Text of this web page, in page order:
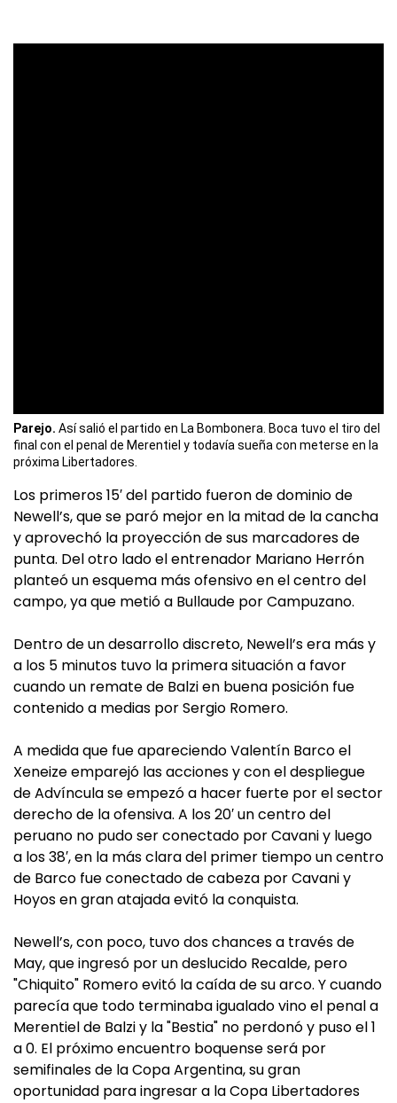
Parejo. Así salió el partido en La Bombonera. Boca tuvo el tiro del
final con el penal de Merentiel y todavía sueña con meterse en la
próxima Libertadores.
Los primeros 15′ del partido fueron de dominio de
Newell’s, que se paró mejor en la mitad de la cancha
y aprovechó la proyección de sus marcadores de
punta. Del otro lado el entrenador Mariano Herrón
planteó un esquema más ofensivo en el centro del
campo, ya que metió a Bullaude por Campuzano.
Dentro de un desarrollo discreto, Newell’s era más y
a los 5 minutos tuvo la primera situación a favor
cuando un remate de Balzi en buena posición fue
contenido a medias por Sergio Romero.
A medida que fue apareciendo Valentín Barco el
Xeneize emparejó las acciones y con el despliegue
de Advíncula se empezó a hacer fuerte por el sector
derecho de la ofensiva. A los 20′ un centro del
peruano no pudo ser conectado por Cavani y luego
a los 38′, en la más clara del primer tiempo un centro
de Barco fue conectado de cabeza por Cavani y
Hoyos en gran atajada evitó la conquista.
Newell’s, con poco, tuvo dos chances a través de
May, que ingresó por un deslucido Recalde, pero
"Chiquito" Romero evitó la caída de su arco. Y cuando
parecía que todo terminaba igualado vino el penal a
Merentiel de Balzi y la "Bestia" no perdonó y puso el 1
a 0. El próximo encuentro boquense será por
semifinales de la Copa Argentina, su gran
oportunidad para ingresar a la Copa Libertadores